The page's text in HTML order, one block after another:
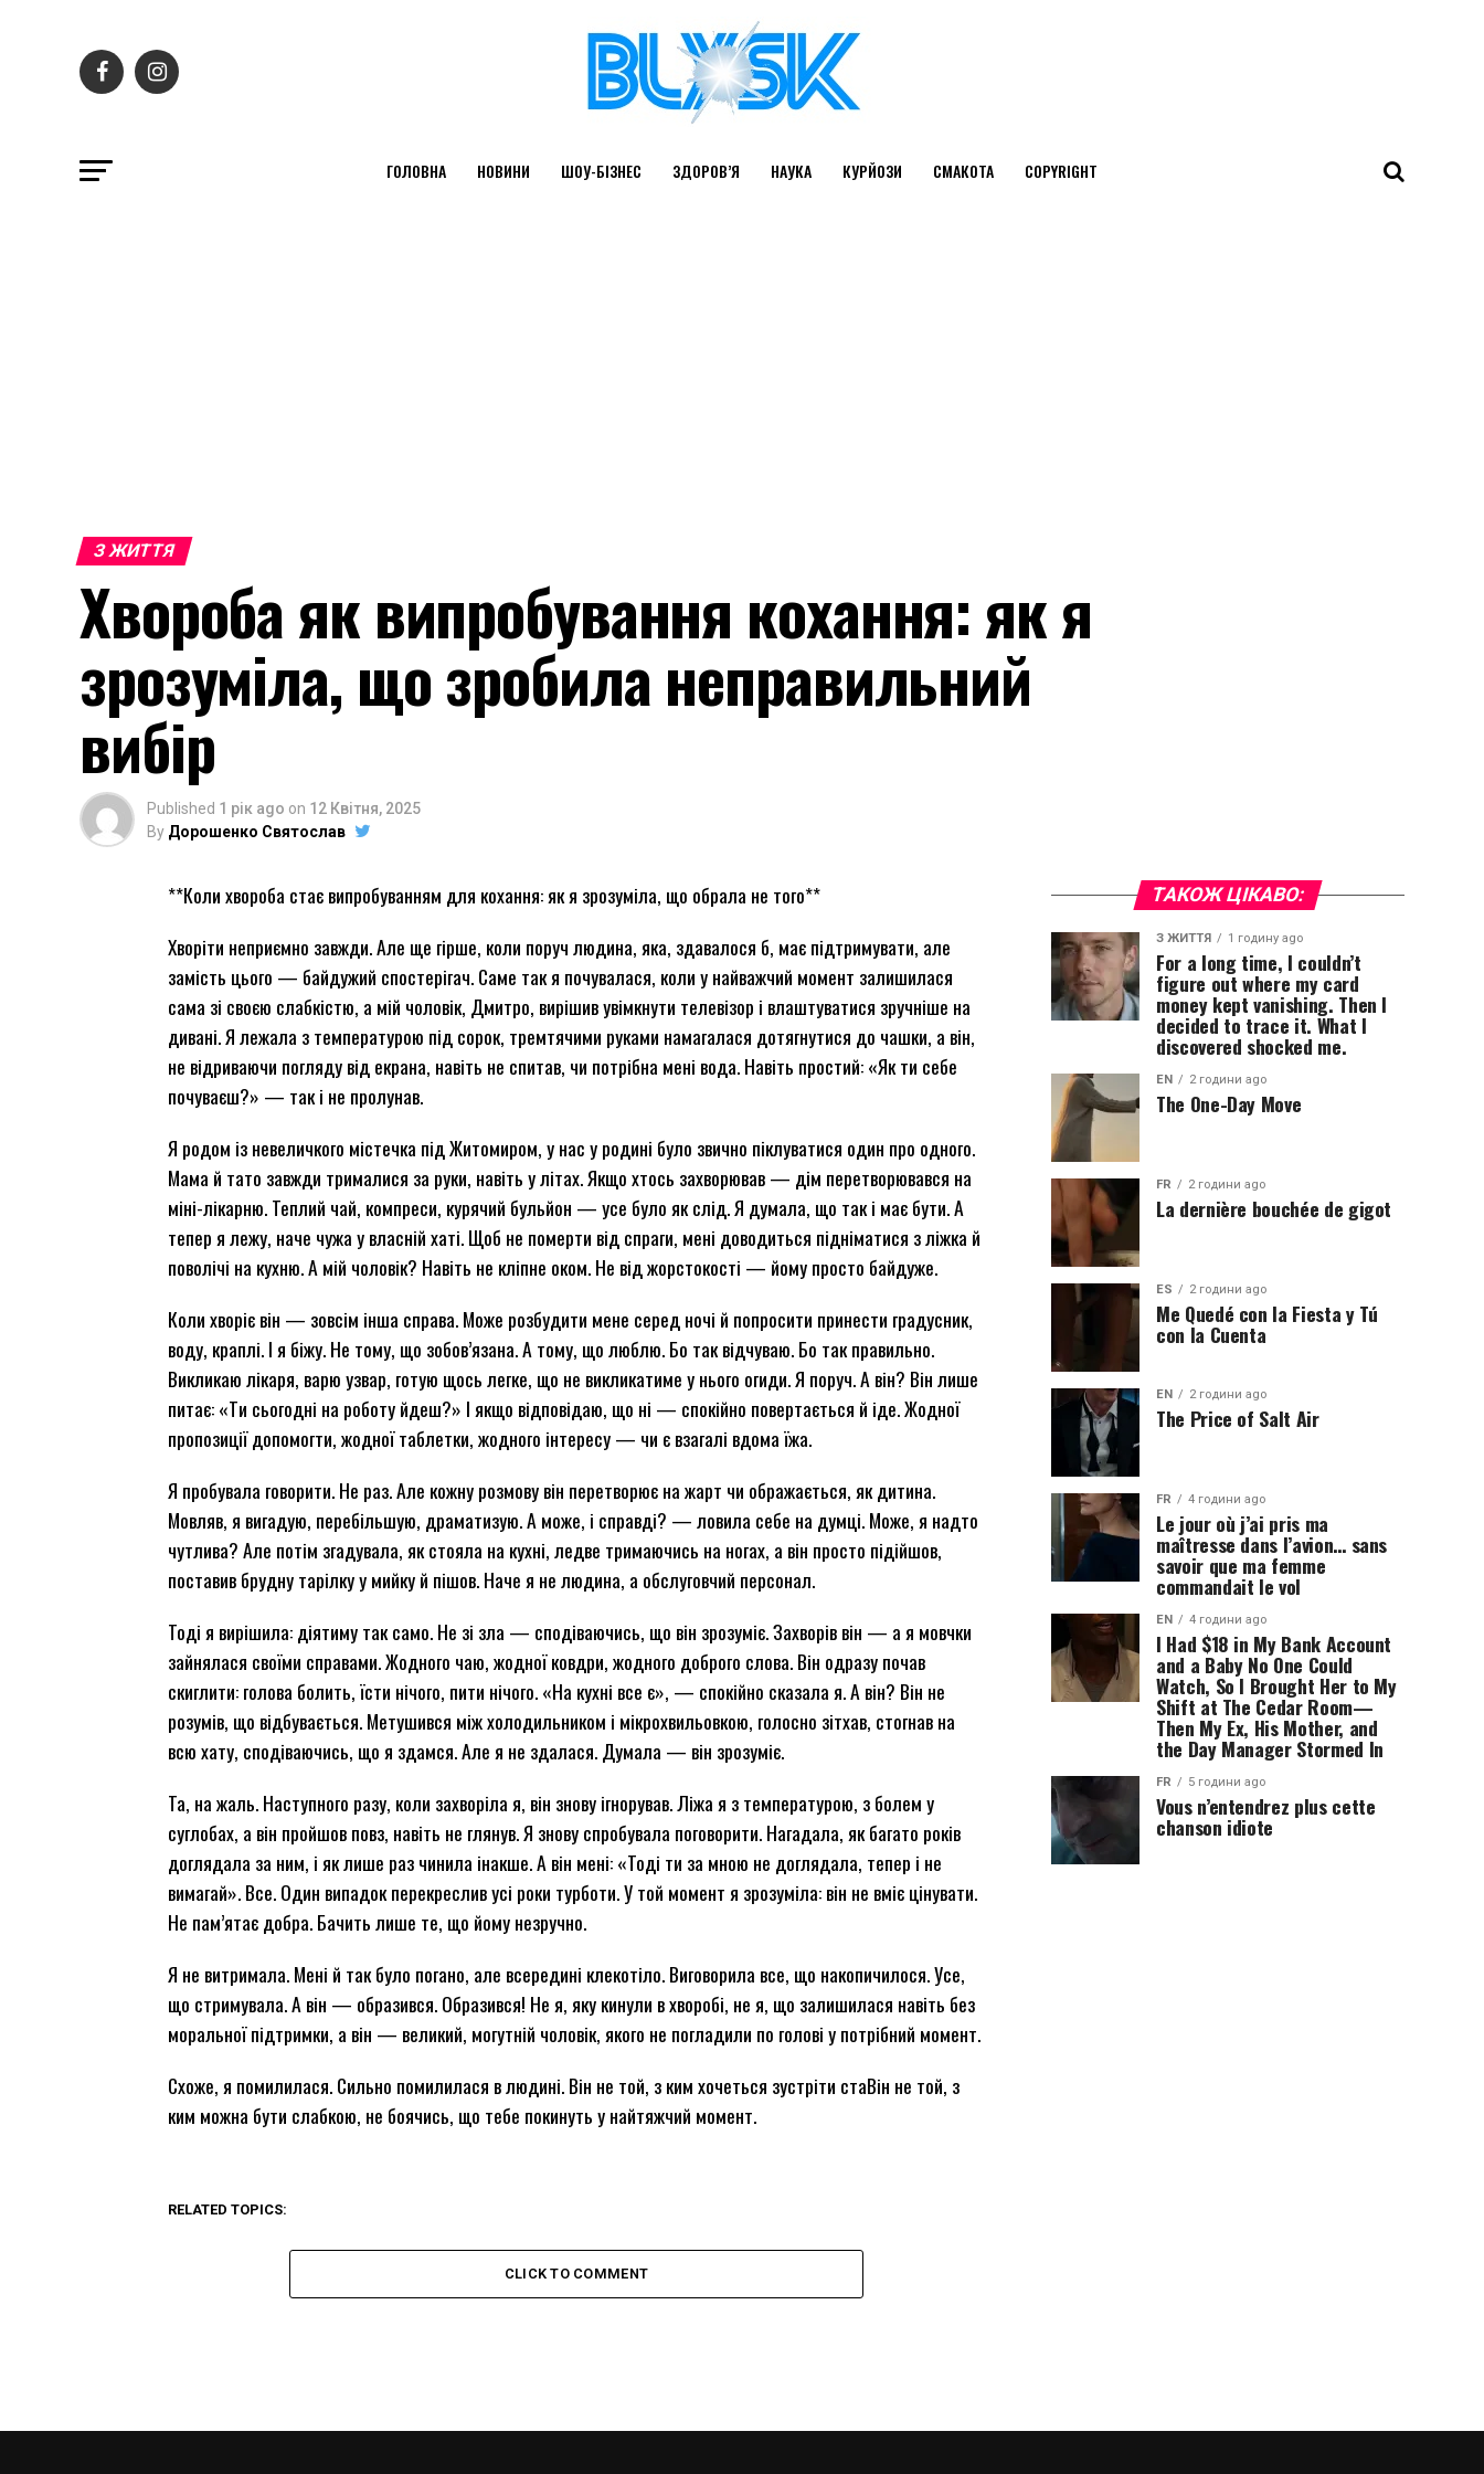
ГОЛОВНА НОВИНИ ШОУ-БІЗНЕС ЗДОРОВ’Я НАУКА КУРЙОЗИ СМАКОТА COPYRIGHT
З ЖИТТЯ
Хвороба як випробування кохання: як я
зрозуміла, що зробила неправильний
вибір
Published 1 рік ago on 12 Квітня, 2025
By Дорошенко Святослав
**Коли хвороба стає випробуванням для кохання: як я зрозуміла, що обрала не того**
Хворіти неприємно завжди. Але ще гірше, коли поруч людина, яка, здавалося б, має підтримувати, але
замість цього — байдужий спостерігач. Саме так я почувалася, коли у найважчий момент залишилася
сама зі своєю слабкістю, а мій чоловік, Дмитро, вирішив увімкнути телевізор і влаштуватися зручніше на
дивані. Я лежала з температурою під сорок, тремтячими руками намагалася дотягнутися до чашки, а він,
не відриваючи погляду від екрана, навіть не спитав, чи потрібна мені вода. Навіть простий: «Як ти себе
почуваєш?» — так і не пролунав.
Я родом із невеличкого містечка під Житомиром, у нас у родині було звично піклуватися один про одного.
Мама й тато завжди трималися за руки, навіть у літах. Якщо хтось захворював — дім перетворювався на
міні-лікарню. Теплий чай, компреси, курячий бульйон — усе було як слід. Я думала, що так і має бути. А
тепер я лежу, наче чужа у власній хаті. Щоб не померти від спраги, мені доводиться підніматися з ліжка й
поволічі на кухню. А мій чоловік? Навіть не кліпне оком. Не від жорстокості — йому просто байдуже.
Коли хворіє він — зовсім інша справа. Може розбудити мене серед ночі й попросити принести градусник,
воду, краплі. І я біжу. Не тому, що зобов’язана. А тому, що люблю. Бо так відчуваю. Бо так правильно.
Викликаю лікаря, варю узвар, готую щось легке, що не викликатиме у нього огиди. Я поруч. А він? Він лише
питає: «Ти сьогодні на роботу йдеш?» І якщо відповідаю, що ні — спокійно повертається й іде. Жодної
пропозиції допомогти, жодної таблетки, жодного інтересу — чи є взагалі вдома їжа.
Я пробувала говорити. Не раз. Але кожну розмову він перетворює на жарт чи ображається, як дитина.
Мовляв, я вигадую, перебільшую, драматизую. А може, і справді? — ловила себе на думці. Може, я надто
чутлива? Але потім згадувала, як стояла на кухні, ледве тримаючись на ногах, а він просто підійшов,
поставив брудну тарілку у мийку й пішов. Наче я не людина, а обслуговчий персонал.
Тоді я вирішила: діятиму так само. Не зі зла — сподіваючись, що він зрозуміє. Захворів він — а я мовчки
зайнялася своїми справами. Жодного чаю, жодної ковдри, жодного доброго слова. Він одразу почав
скиглити: голова болить, їсти нічого, пити нічого. «На кухні все є», — спокійно сказала я. А він? Він не
розумів, що відбувається. Метушився між холодильником і мікрохвильовкою, голосно зітхав, стогнав на
всю хату, сподіваючись, що я здамся. Але я не здалася. Думала — він зрозуміє.
Та, на жаль. Наступного разу, коли захворіла я, він знову ігнорував. Ліжа я з температурою, з болем у
суглобах, а він пройшов повз, навіть не глянув. Я знову спробувала поговорити. Нагадала, як багато років
доглядала за ним, і як лише раз чинила інакше. А він мені: «Тоді ти за мною не доглядала, тепер і не
вимагай». Все. Один випадок перекреслив усі роки турботи. У той момент я зрозуміла: він не вміє цінувати.
Не пам’ятає добра. Бачить лише те, що йому незручно.
Я не витримала. Мені й так було погано, але всередині клекотіло. Виговорила все, що накопичилося. Усе,
що стримувала. А він — образився. Образився! Не я, яку кинули в хворобі, не я, що залишилася навіть без
моральної підтримки, а він — великий, могутній чоловік, якого не погладили по голові у потрібний момент.
Схоже, я помилилася. Сильно помилилася в людині. Він не той, з ким хочеться зустріти стаВін не той, з
ким можна бути слабкою, не боячись, що тебе покинуть у найтяжчий момент.
RELATED TOPICS:
CLICK TO COMMENT
ТАКОЖ ЦІКАВО:
З ЖИТТЯ 1 годину ago
For a long time, I couldn’t
figure out where my card
money kept vanishing. Then I
decided to trace it. What I
discovered shocked me.
EN 2 години ago
The One-Day Move
FR 2 години ago
La dernière bouchée de gigot
ES 2 години ago
Me Quedé con la Fiesta y Tú
con la Cuenta
EN 2 години ago
The Price of Salt Air
FR 4 години ago
Le jour où j’ai pris ma
maîtresse dans l’avion… sans
savoir que ma femme
commandait le vol
EN 4 години ago
I Had $18 in My Bank Account
and a Baby No One Could
Watch, So I Brought Her to My
Shift at The Cedar Room—
Then My Ex, His Mother, and
the Day Manager Stormed In
FR 5 години ago
Vous n’entendrez plus cette
chanson idiote